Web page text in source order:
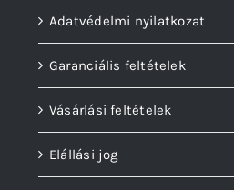
Adatvédelmi nyilatkozat
Garanciális feltételek
Vásárlási feltételek
Elállási jog